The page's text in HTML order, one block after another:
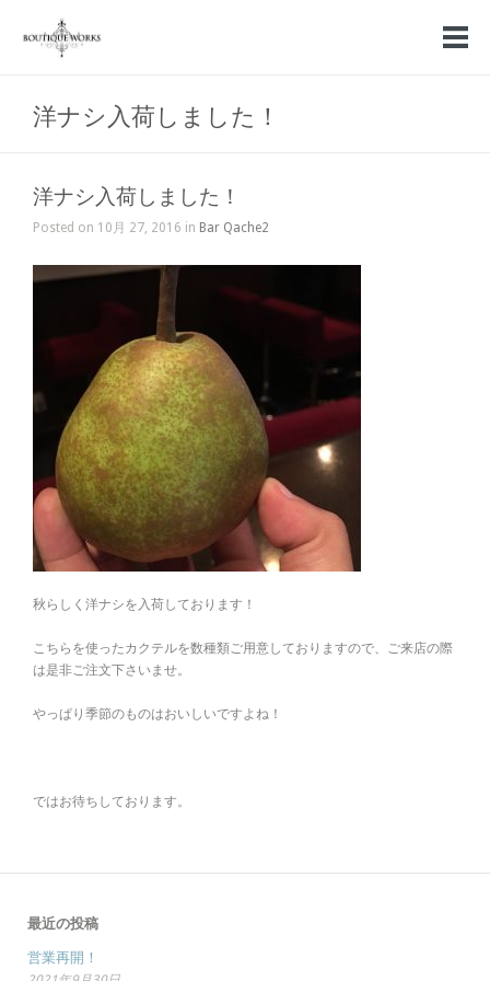
洋ナシ入荷しました！
洋ナシ入荷しました！
Posted on 10月 27, 2016 in Bar Qache2
秋らしく洋ナシを入荷しております！
こちらを使ったカクテルを数種類ご用意しておりますので、ご来店の際
は是非ご注文下さいませ。
やっぱり季節のものはおいしいですよね！
ではお待ちしております。
最近の投稿
営業再開！